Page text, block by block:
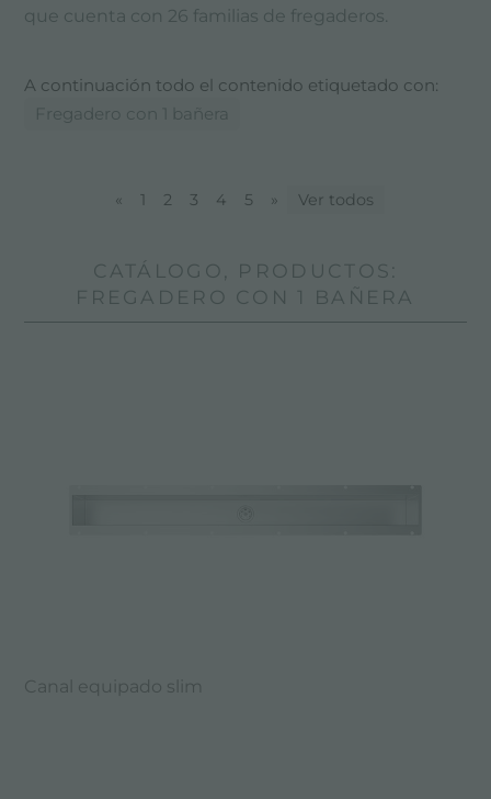
que cuenta con 26 familias de fregaderos.
A continuación todo el contenido etiquetado con:
Fregadero con 1 bañera
« 1 2 3 4 5 » Ver todos
CATÁLOGO, PRODUCTOS:
FREGADERO CON 1 BAÑERA
Canal equipado slim